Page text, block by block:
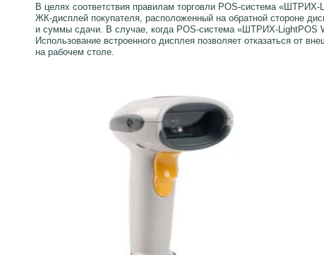
В целях соответствия правилам торговли POS-система
ЖК-дисплей покупателя, расположенный на обратной стороне
и суммы сдачи. В случае, когда POS-система «ШТРИХ-LightPOS
Использование встроенного дисплея позволяет отказаться от
на рабочем столе.